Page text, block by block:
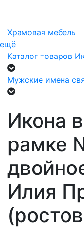
Храмовая мебель
ещё
Каталог товаров
Мужские имена
Икона
рамке
Илия